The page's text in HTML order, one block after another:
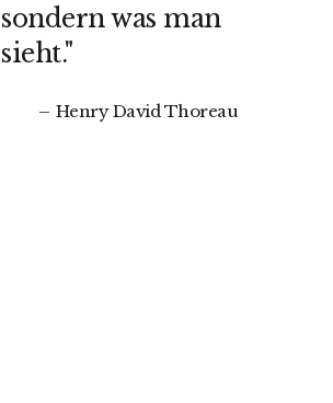
sondern was man
sieht."
Henry David Thoreau